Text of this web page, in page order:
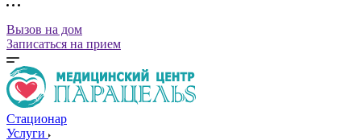
Вызов на дом
Записаться на прием
Стационар
Услуги